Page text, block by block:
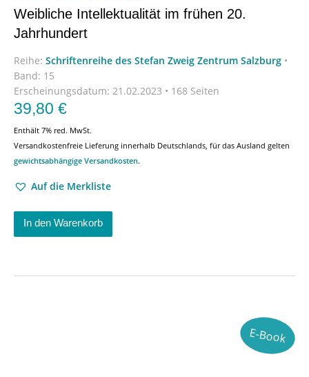
Weibliche Intellektualität im frühen 20.
Jahrhundert
Reihe: Schriftenreihe des Stefan Zweig Zentrum Salzburg •
Band: 15
Erscheinungsdatum: 21.02.2023 • 168 Seiten
39,80 €
Enthält 7% red. MwSt.
Versandkostenfreie Lieferung innerhalb Deutschlands, für das Ausland gelten
gewichtsabhängige Versandkosten.
Auf die Merkliste
In den Warenkorb
E-Book